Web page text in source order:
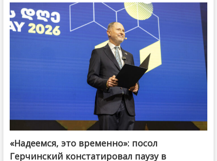
«Надеемся, это временно»: посол
Герчинский констатировал паузу в